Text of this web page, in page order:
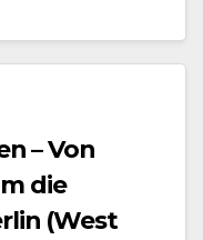
– Von
die
(West